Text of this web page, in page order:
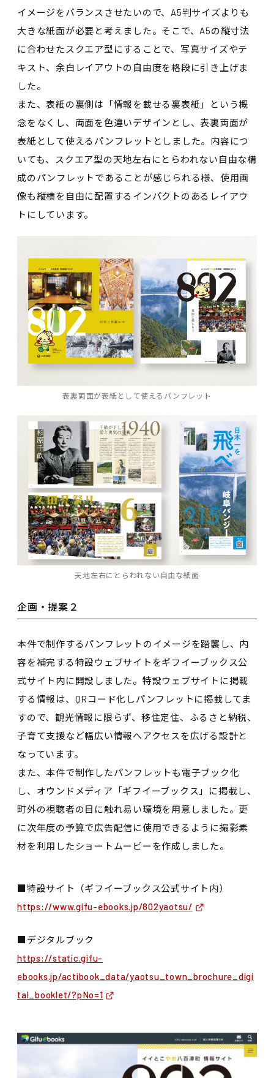
イメージをバランスさせたいので、A5判サイズよりも
大きな紙面が必要と考えました。そこで、A5の縦寸法
に合わせたスクエア型にすることで、写真サイズやテ
キスト、余白レイアウトの自由度を格段に引き上げま
した。
また、表紙の裏側は「情報を載せる裏表紙」という概
念をなくし、両面を色違いデザインとし、表裏両面が
表紙として使えるパンフレットとしました。内容につ
いても、スクエア型の天地左右にとらわれない自由な構
成のパンフレットであることが感じられる様、使用画
像も縦横を自由に配置するインパクトのあるレイアウ
トにしています。
表裏両面が表紙として使えるパンフレット
天地左右にとらわれない自由な紙面
企画・提案２
本件で制作するパンフレットのイメージを踏襲し、内
容を補完する特設ウェブサイトをギフイーブックス公
式サイト内に開設しました。特設ウェブサイトに掲載
する情報は、QRコード化しパンフレットに掲載してま
すので、観光情報に限らず、移住定住、ふるさと納税、
子育て支援など幅広い情報へアクセスを広げる設計と
なっています。
また、本件で制作したパンフレットも電子ブック化
し、オウンドメディア「ギフイーブックス」に掲載し、
町外の視聴者の目に触れ易い環境を用意しました。更
に次年度の予算で広告配信に使用できるように撮影素
材を利用したショートムービーを作成しました。
■特設サイト（ギフイーブックス公式サイト内）
https://www.gifu-ebooks.jp/802yaotsu/
■デジタルブック
https://static.gifu-
ebooks.jp/actibook_data/yaotsu_town_brochure_digi
tal_booklet/?pNo=1